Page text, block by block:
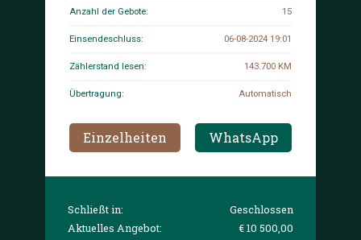
Anzahl der Gebote: 15
Einsendeschluss: 06-08-2024 19:01
Zählerstand lesen: 143.700 KM
Übertragung: Automatisch
Einzelheiten WhatsApp
Schließt in:
Geschlossen
Aktuelles Angebot:
€ 10 500,00